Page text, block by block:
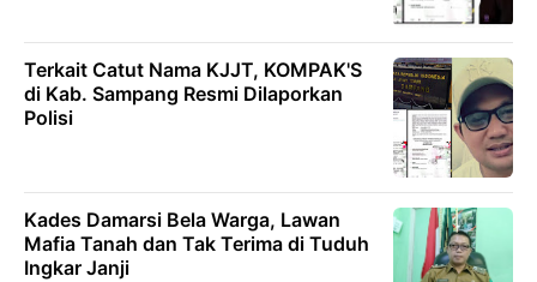
Terkait Catut Nama KJJT, KOMPAK'S
di Kab. Sampang Resmi Dilaporkan
Polisi
Kades Damarsi Bela Warga, Lawan
Mafia Tanah dan Tak Terima di Tuduh
Ingkar Janji